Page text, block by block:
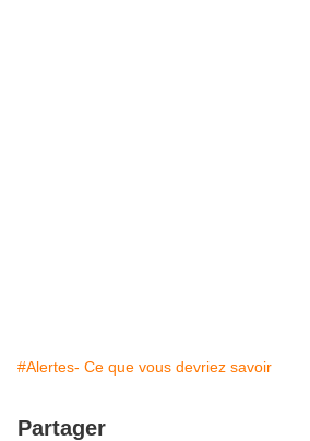
#Alertes- Ce que vous devriez savoir
Partager